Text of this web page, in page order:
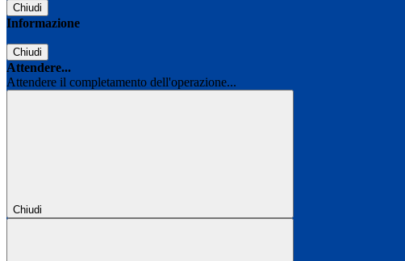
Chiudi
Informazione
Chiudi
Attendere...
Attendere il completamento dell'operazione...
Chiudi